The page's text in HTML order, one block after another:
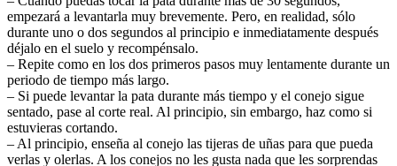
empezará a levantarla muy brevemente. Pero, en realidad, sólo
durante uno o dos segundos al principio e inmediatamente después
déjalo en el suelo y recompénsalo.
– Repite como en los dos primeros pasos muy lentamente durante un
periodo de tiempo más largo.
– Si puede levantar la pata durante más tiempo y el conejo sigue
sentado, pase al corte real. Al principio, sin embargo, haz como si
estuvieras cortando.
– Al principio, enseña al conejo las tijeras de uñas para que pueda
verlas y olerlas. A los conejos no les gusta nada que les sorprendas